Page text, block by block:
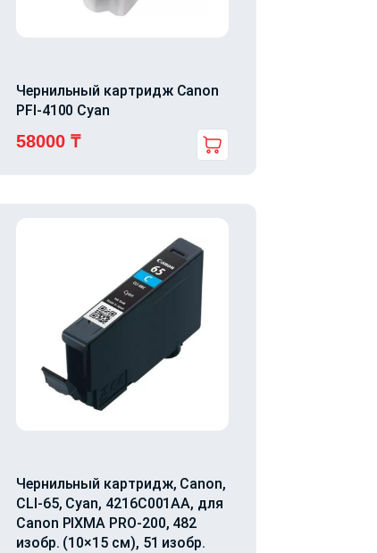
Чернильный картридж Canon
PFI-4100 Cyan
58000 ₸
Чернильный картридж, Canon,
CLI-65, Cyan, 4216C001AA, для
Canon PIXMA PRO-200, 482
изобр. (10×15 см), 51 изобр.